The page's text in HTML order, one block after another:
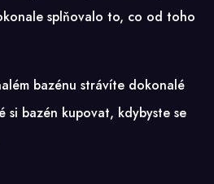
splňovalo to, co od toho
bazénu strávíte dokonalé
si bazén kupovat, kdybyste se